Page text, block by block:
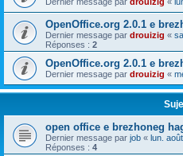
OpenOffice.org 2.0.1 e
Dernier message par drouizig «
Réponses : 2
OpenOffice.org 2.0.1 e
Dernier message par drouizig «
open office e brezhoneg
Dernier message par job « lun.
Réponses : 4